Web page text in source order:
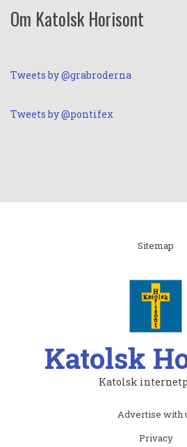
Om Katolsk Horisont
Tweets by @grabroderna
Tweets by @pontifex
Sitemap
Katolsk
Katolsk
Advertise with
Privacy